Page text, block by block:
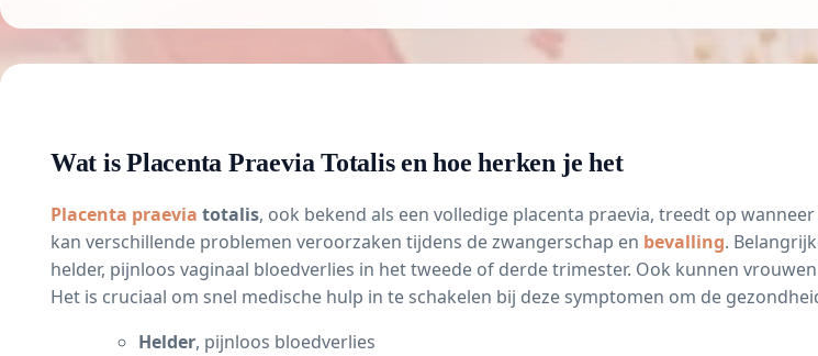
Wat is Placenta Praevia Totalis en hoe herken je het
Placenta praevia totalis, ook bekend als een volledige placenta praevia, treedt op
kan verschillende problemen veroorzaken tijdens de zwangerschap en bevalling.
helder, pijnloos vaginaal bloedverlies in het tweede of derde trimester. Ook kunnen
Het is cruciaal om snel medische hulp in te schakelen bij deze symptomen om de
Helder, pijnloos bloedverlies